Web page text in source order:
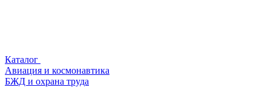
Каталог
Авиация и космонавтика
БЖД и охрана труда